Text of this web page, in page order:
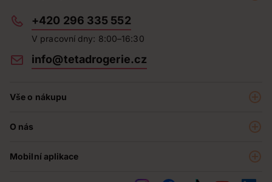
+420 296 335 552
V pracovní dny: 8:00–16:30
info@tetadrogerie.cz
Vše o nákupu
Prodejny
O nás
Mobilní aplikace